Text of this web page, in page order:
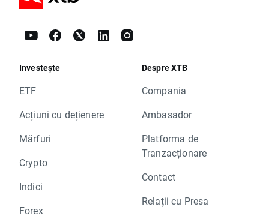
Investește
ETF
Acțiuni cu dețienere
Mărfuri
Crypto
Indici
Forex
Despre XTB
Compania
Ambasador
Platforma de
Tranzacționare
Contact
Relații cu Presa